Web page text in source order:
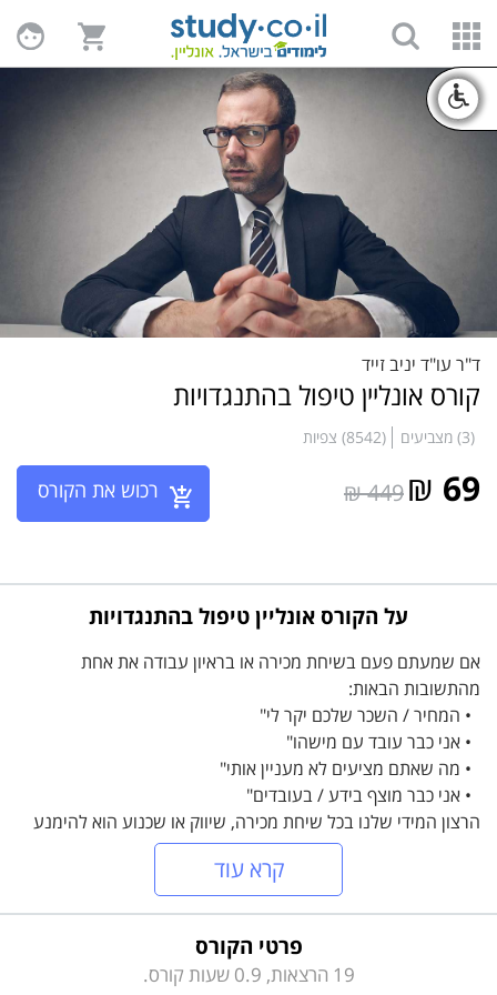
ד"ר עו"ד יניב זייד
קורס אונליין טיפול בהתנגדויות
(3) מצביעים (8542) צפיות
69
₪
449 ₪ רכוש את הקורס
על הקורס אונליין טיפול בהתנגדויות
אם שמעתם פעם בשיחת מכירה או בראיון עבודה את אחת
מהתשובות הבאות:
• המחיר / השכר שלכם יקר לי"
• אני כבר עובד עם מישהו"
• מה שאתם מציעים לא מעניין אותי"
• אני כבר מוצף בידע / בעובדים"
הרצון המידי שלנו בכל שיחת מכירה, שיווק או שכנוע הוא להימנע
ככל האפשר משאלות, מהתנגדויות ומהפרעות. אולם המציאות
בכל שיחת מכירה ובכל ראיון עבודה, השאלות, ההתנגדויות
מה עושים? כיצד מתכוננים נכון לפגישות אלו? כיצד עונים נכון
לשאלות ולהתנגדויות?
קרא עוד
פרטי הקורס
19 הרצאות, 0.9 שעות קורס.